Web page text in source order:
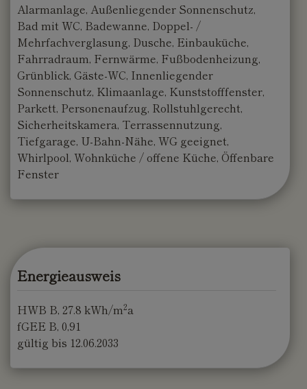
Alarmanlage Außenliegender Sonnenschutz
Bad mit WC Badewanne Doppel- /
Mehrfachverglasung Dusche Einbauküche
Fahrradraum Fernwärme Fußbodenheizung
Grünblick Gäste-WC Innenliegender
Sonnenschutz Klimaanlage Kunststofffenster
Parkett Personenaufzug Rollstuhlgerecht
Sicherheitskamera Terrassennutzung
Tiefgarage U-Bahn-Nähe WG geeignet
Whirlpool Wohnküche / offene Küche Öffenbare
Fenster
Energieausweis
HWB B, 27.8 kWh/m2a
fGEE B, 0,91
gültig bis 12.06.2033